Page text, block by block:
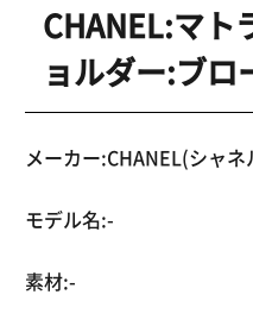
CHANEL:マト
ョルダー:ブロ
メーカー:CHANEL(シャネ
モデル名:-
素材:-